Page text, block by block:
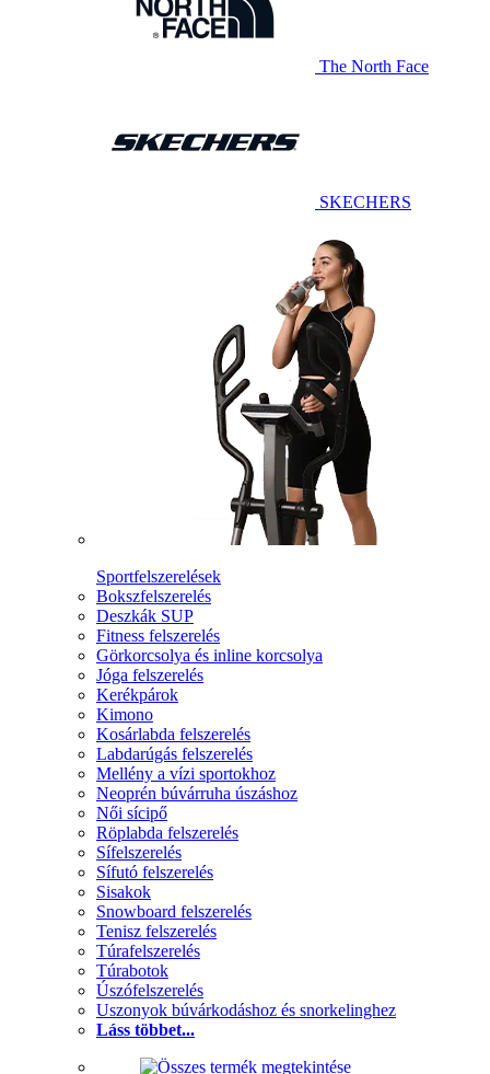
The North Face
SKECHERS
Sportfelszerelések
Bokszfelszerelés
Deszkák SUP
Fitness felszerelés
Görkorcsolya és inline korcsolya
Jóga felszerelés
Kerékpárok
Kimono
Kosárlabda felszerelés
Labdarúgás felszerelés
Mellény a vízi sportokhoz
Neoprén búvárruha úszáshoz
Női sícipő
Röplabda felszerelés
Sífelszerelés
Sífutó felszerelés
Sisakok
Snowboard felszerelés
Tenisz felszerelés
Túrafelszerelés
Túrabotok
Úszófelszerelés
Uszonyok búvárkodáshoz és snorkelinghez
Láss többet...